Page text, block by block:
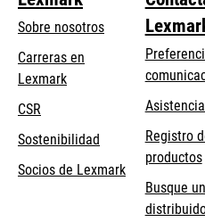
Sobre nosotros
Carreras en
Lexmark
CSR
Sostenibilidad
Socios de Lexmark
se
abre
en
una
pestaña
nueva
Registro
productos
Busque un